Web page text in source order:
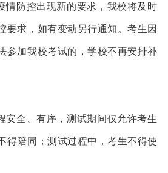
情防控出现新的要求，我校将及时
要求，如有变动另行通知。考生因
参加我校考试的，学校不再安排补
安全、有序，测试期间仅允许考生
得陪同；测试过程中，考生不得使